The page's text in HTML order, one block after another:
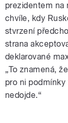
prezidentem na
chvíle, kdy
stvrzení
strana
deklarované
„To znamená,
pro ni
nedojde.“